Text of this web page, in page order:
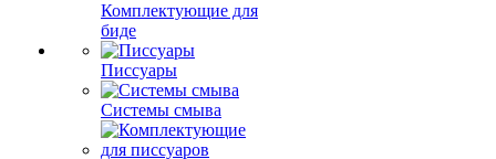
Комплектующие для
биде
Писсуары
Системы смыва